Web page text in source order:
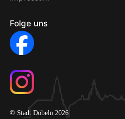
Folge uns
© Stadt Döbeln 2026